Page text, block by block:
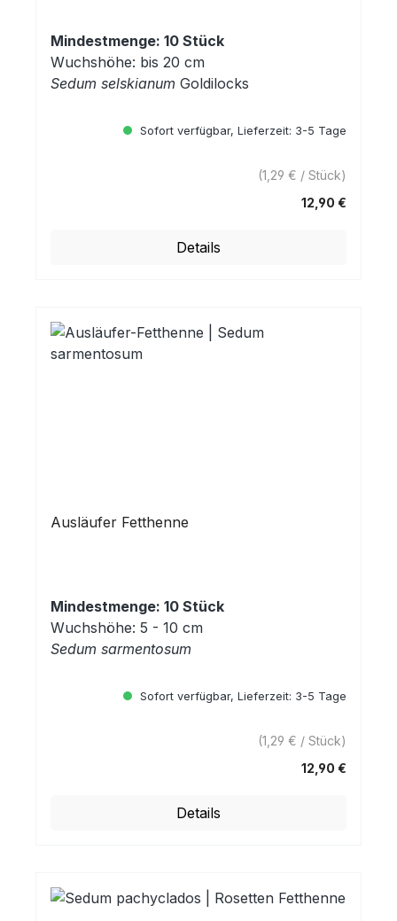
Mindestmenge: 10 Stück
Wuchshöhe: bis 20 cm
Sedum selskianum Goldilocks
Sofort verfügbar, Lieferzeit: 3-5 Tage
(1,29 € / Stück)
12,90 €
Details
Ausläufer Fetthenne
Mindestmenge: 10 Stück
Wuchshöhe: 5 - 10 cm
Sedum sarmentosum
Sofort verfügbar, Lieferzeit: 3-5 Tage
(1,29 € / Stück)
12,90 €
Details